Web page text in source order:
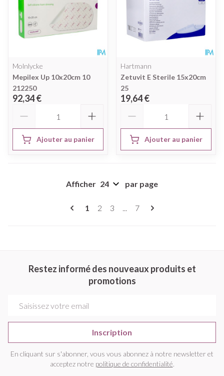
Molnlycke
Mepilex Up 10x20cm 10
212250
92,34 €
Ajouter au panier
Hartmann
Zetuvit E Sterile 15x20cm
25
19,64 €
Ajouter au panier
Pages
Vous lisez actuellement la page
1 Page
2 Page
3 ... Page
7
Afficher par page
Restez informé des nouveaux produits et
promotions
Inscription
En cliquant sur s'abonner, vous vous abonnez à notre newsletter et
acceptez notre politique de confidentialité.